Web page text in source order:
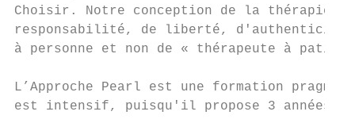
Choisir. Notre conception de la thérapie
responsabilité, de liberté, d'authenticité
à personne et non de « thérapeute à
L’Approche Pearl est une formation
est intensif, puisqu'il propose 3 années